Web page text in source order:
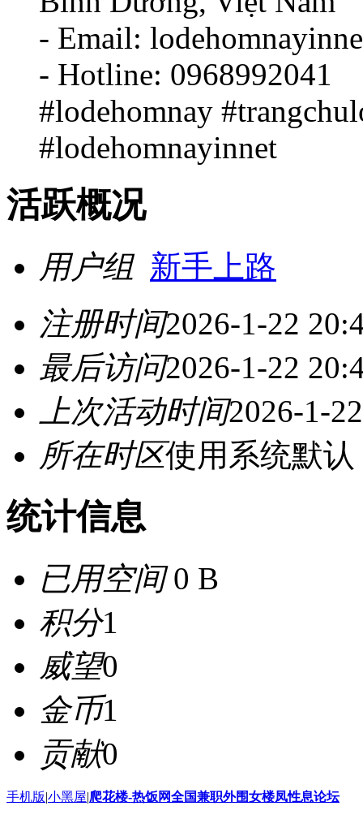
- Email:
- Hotline: 0968992041
#lodehomnay
#lodehomnayinnet
活跃概况
用户组 新手上路
注册时间2026-1-22
最后访问2026-1-22
上次活动时间2026-1-
所在时区使用系统默认
统计信息
已用空间0 B
积分1
威望0
金币1
贡献0
手机版|小黑屋|爬花楼-热饭网全国兼职外围女楼凤性息论坛